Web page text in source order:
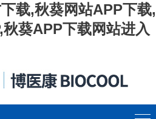
载,秋葵网站APP下载,
葵APP下载网站进入